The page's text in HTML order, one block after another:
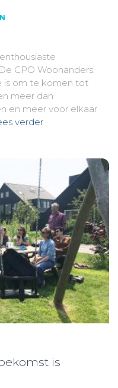
CPO Woonanders.
is om te komen tot
meer dan
en meer voor elkaar
verder
is